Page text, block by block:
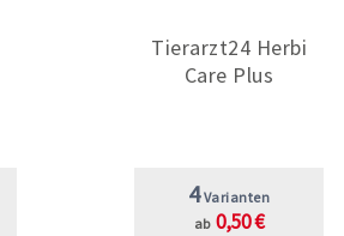
Tierarzt24 Herbi
Care Plus
4Varianten
ab 0,50 €